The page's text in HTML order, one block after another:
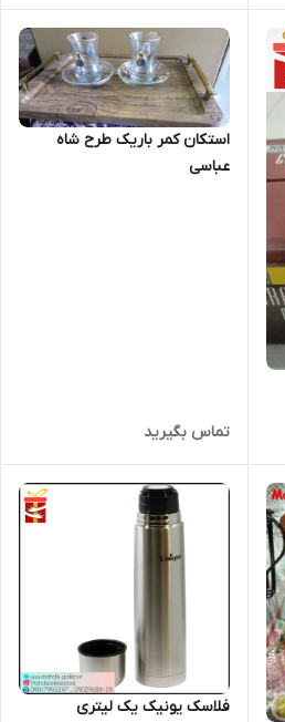
استکان کمر باریک طرح شاه
عباسی
تماس بگیرید
فلاسک یونیک یک لیتری